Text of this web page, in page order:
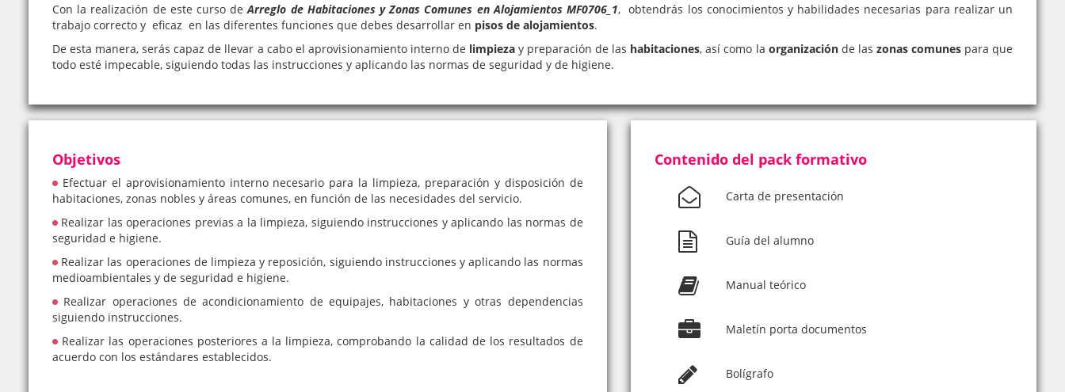
Con la realización de este curso deArreglo de Habitaciones y Zonas Comunes en Alojamientos MF0706_1, obtendrás los conocimientos y habilidades necesarias para realizar un
trabajo correcto y eficaz en las diferentes funciones que debes desarrollar en pisos de alojamientos.
De esta manera, serás capaz de llevar a cabo el aprovisionamiento interno de limpiezay preparación de las habitaciones, así como la organizaciónde las zonas comunespara que
todo esté impecable, siguiendo todas las instrucciones y aplicando las normas de seguridad y de higiene.
Objetivos
Efectuar el aprovisionamiento interno necesario para la limpieza, preparación y disposición de
habitaciones, zonas nobles y áreas comunes, en función de las necesidades del servicio.
Realizar las operaciones previas a la limpieza, siguiendo instrucciones y aplicando las normas de
seguridad e higiene.
Realizar las operaciones de limpieza y reposición, siguiendo instrucciones y aplicando las normas
medioambientales y de seguridad e higiene.
Realizar operaciones de acondicionamiento de equipajes, habitaciones y otras dependencias
siguiendo instrucciones.
Realizar las operaciones posteriores a la limpieza, comprobando la calidad de los resultados de
acuerdo con los estándares establecidos.
Contenido del pack formativo
Carta de presentación
Guía del alumno
Manual teórico
Maletín porta documentos
Bolígrafo